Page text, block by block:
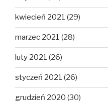
kwiecień 2021 (29)
marzec 2021 (28)
luty 2021 (26)
styczeń 2021 (26)
grudzień 2020 (30)